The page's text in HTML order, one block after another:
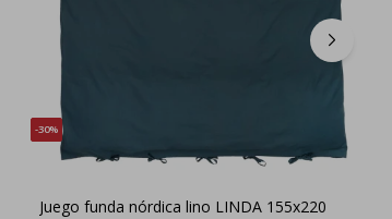
30
Juego funda nórdica lino LINDA 155x220